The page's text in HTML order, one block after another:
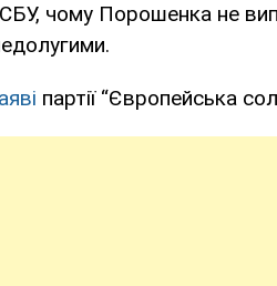
чому Порошенка не
партії “Європейська